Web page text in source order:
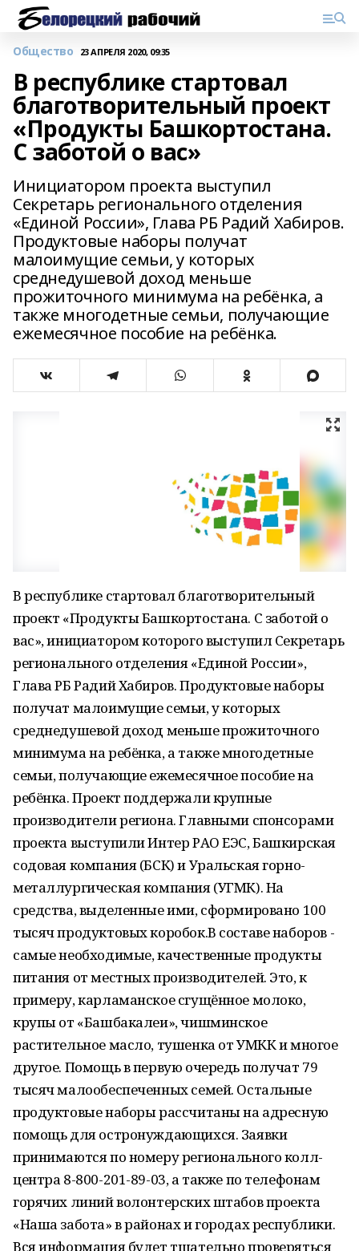
Общество 23 АПРЕЛЯ 2020, 09:35
В республике стартовал
благотворительный проект
«Продукты Башкортостана.
С заботой о вас»
Инициатором проекта выступил
Секретарь регионального отделения
«Единой России», Глава РБ Радий Хабиров.
Продуктовые наборы получат
малоимущие семьи, у которых
среднедушевой доход меньше
прожиточного минимума на ребёнка, а
также многодетные семьи, получающие
ежемесячное пособие на ребёнка.
В республике стартовал благотворительный
проект «Продукты Башкортостана. С заботой о
вас», инициатором которого выступил Секретарь
регионального отделения «Единой России»,
Глава РБ Радий Хабиров. Продуктовые наборы
получат малоимущие семьи, у которых
среднедушевой доход меньше прожиточного
минимума на ребёнка, а также многодетные
семьи, получающие ежемесячное пособие на
ребёнка. Проект поддержали крупные
производители региона. Главными спонсорами
проекта выступили Интер РАО ЕЭС, Башкирская
содовая компания (БСК) и Уральская горно-
металлургическая компания (УГМК). На
средства, выделенные ими, сформировано 100
тысяч продуктовых коробок.В составе наборов -
самые необходимые, качественные продукты
питания от местных производителей. Это, к
примеру, карламанское сгущённое молоко,
крупы от «Башбакалеи», чишминское
растительное масло, тушенка от УМКК и многое
другое. Помощь в первую очередь получат 79
тысяч малообеспеченных семей. Остальные
продуктовые наборы рассчитаны на адресную
помощь для остронуждающихся. Заявки
принимаются по номеру регионального колл-
центра 8-800-201-89-03, а также по телефонам
горячих линий волонтерских штабов проекта
«Наша забота» в районах и городах республики.
Вся информация будет тщательно проверяться